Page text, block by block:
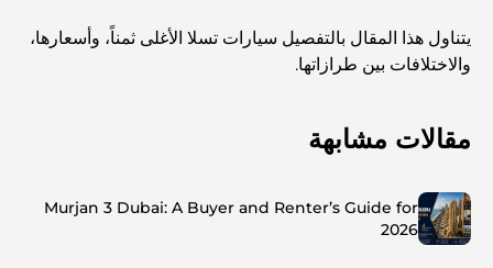
يتناول هذا المقال بالتفصيل سيارات تسلا الأغلى ثمناً، وأسعارها،
والاختلافات بين طرازاتها.
مقالات مشابهة
Murjan 3 Dubai: A Buyer and Renter’s Guide for
2026